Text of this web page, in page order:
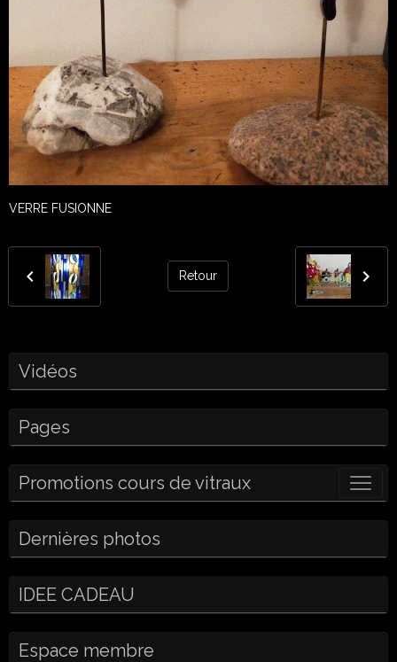
VERRE FUSIONNE
Retour
Vidéos
Pages
Promotions cours de vitraux
Dernières photos
IDEE CADEAU
Espace membre